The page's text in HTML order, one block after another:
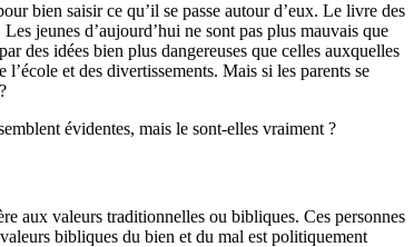
bien saisir ce qu’il se passe autour d’eux. Le livre des
jeunes d’aujourd’hui ne sont pas plus mauvais que
des idées bien plus dangereuses que celles auxquelles
et des divertissements. Mais si les parents se
?
évidentes, mais le sont-elles vraiment ?
aux valeurs traditionnelles ou bibliques. Ces personnes
bibliques du bien et du mal est politiquement